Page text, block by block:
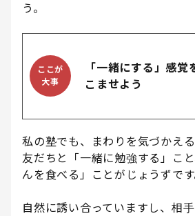
う。
ここが
大事
「一緒にする」感
こませよう
私の塾でも、まわりを気づかえる
友だちと「一緒に勉強する」こ
んを食べる」ことがじょうずです
自然に誘い合っていますし、相